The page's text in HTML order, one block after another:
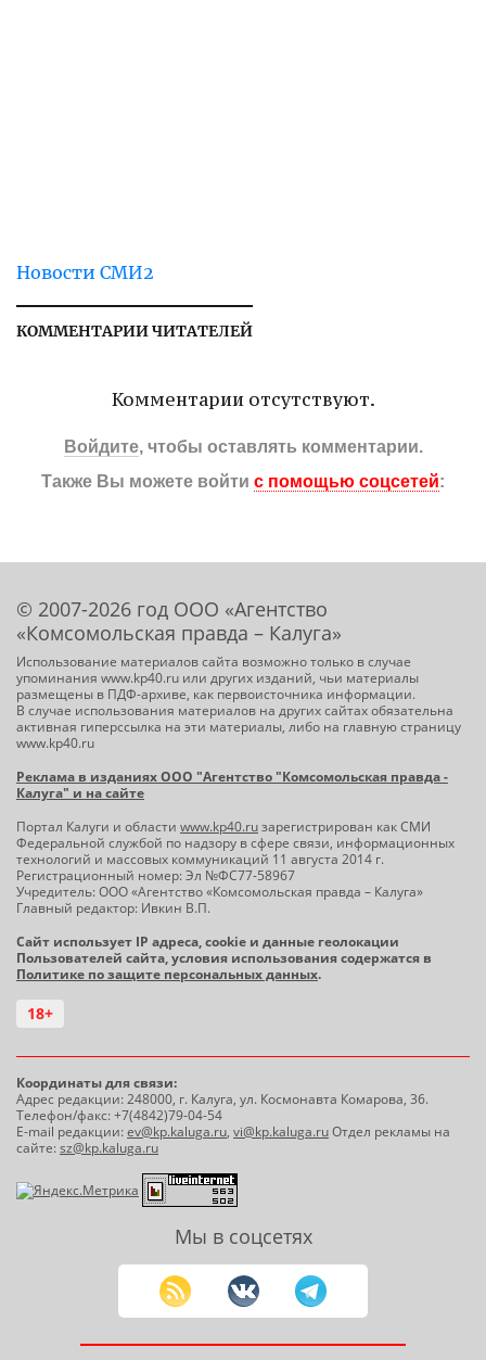
Новости СМИ2
КОММЕНТАРИИ ЧИТАТЕЛЕЙ
Комментарии отсутствуют.
Войдите, чтобы оставлять комментарии.
Также Вы можете войти с помощью соцсетей:
© 2007-2026 год ООО «Агентство
«Комсомольская правда – Калуга»
Использование материалов сайта возможно только в случае
упоминания www.kp40.ru или других изданий, чьи материалы
размещены в ПДФ-архиве, как первоисточника информации.
В случае использования материалов на других сайтах обязательна
активная гиперссылка на эти материалы, либо на главную страницу
www.kp40.ru
Реклама в изданиях ООО "Агентство "Комсомольская правда -
Калуга" и на сайте
Портал Калуги и области www.kp40.ruзарегистрирован как СМИ
Федеральной службой по надзору в сфере связи, информационных
технологий и массовых коммуникаций 11 августа 2014 г.
Регистрационный номер: Эл №ФС77-58967
Учредитель: ООО «Агентство «Комсомольская правда – Калуга»
Главный редактор: Ивкин В.П.
Сайт использует IP адреса, cookie и данные геолокации
Пользователей сайта, условия использования содержатся в
Политике по защите персональных данных.
18+
Координаты для связи:
Адрес редакции: 248000, г. Калуга, ул. Космонавта Комарова, 36.
Телефон/факс: +7(4842)79-04-54
E-mail редакции:ev@kp.kaluga.ru, vi@kp.kaluga.ruОтдел рекламы на
сайте:sz@kp.kaluga.ru
Мы в соцсетях